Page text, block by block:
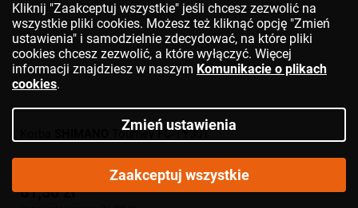
Tourney FC-TY301
61,50 zł
Kliknij "Zaakceptuj wszystkie" jeśli chcesz zezwolić na
wszystkie pliki cookies. Możesz też kliknąć opcję "Zmień
ustawienia" i samodzielnie zdecydować, na które pliki
cookies chcesz zezwolić, a które wyłączyć. Więcej
informacji znajdziesz w naszym Komunikacie o plikach
cookies.
Zmień ustawienia
Zaakceptuj wszystkie